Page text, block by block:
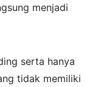
menjadi
serta hanya
tidak memiliki